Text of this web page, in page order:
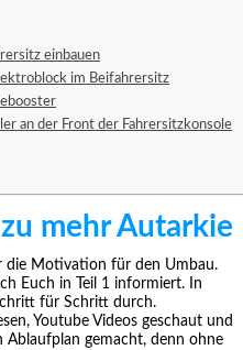
einbauen
im Beifahrersitz
an der Front der Fahrersitzkonsole
mehr Autarkie
die Motivation für den Umbau.
Euch in Teil 1 informiert. In
für Schritt durch.
Youtube Videos geschaut und
Ablaufplan gemacht, denn ohne